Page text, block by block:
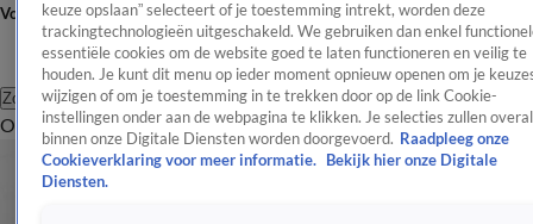
Volg Shownieuws
Zoeken
OverzichtEntertainmentSpraakmakendRealityCrimeVideo's
keuze opslaan” selecteert of je toestemming intrekt, worden deze
trackingtechnologieën uitgeschakeld. We gebruiken dan enkel
essentiële cookies om de website goed te laten functioneren en veilig te
houden. Je kunt dit menu op ieder moment opnieuw openen om je
wijzigen of om je toestemming in te trekken door op de link Cookie-
instellingen onder aan de webpagina te klikken. Je selecties zullen overal
binnen onze Digitale Diensten worden doorgevoerd. Raadpleeg onze
Cookieverklaring voor meer informatie.
Bekijk hier onze Digitale
Diensten.